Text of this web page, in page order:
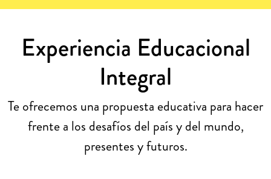
Experiencia Educacional
Integral
Te ofrecemos una propuesta educativa para hacer
frente a los desafíos del país y del mundo,
presentes y futuros.